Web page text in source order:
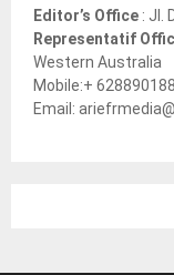
Editor’s Office : Jl.
Representatif
Western Australia
Mobile:+
Email: